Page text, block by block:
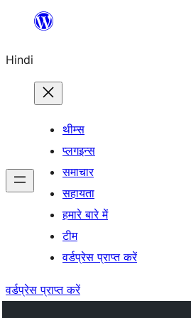
सामग्री
जाएं
Hindi
थीम्स
प्लगइन्स
समाचार
सहायता
हमारे बारे में
टीम
वर्डप्रेस प्राप्त करें
वर्डप्रेस प्राप्त करें